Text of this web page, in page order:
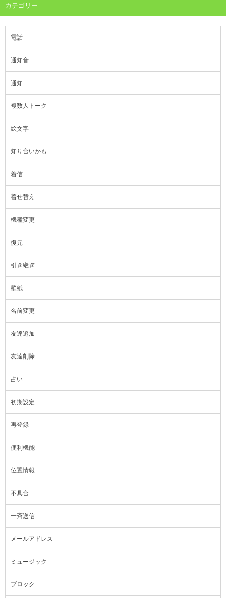
カテゴリー
電話
通知音
通知
複数人トーク
絵文字
知り合いかも
着信
着せ替え
機種変更
復元
引き継ぎ
壁紙
名前変更
友達追加
友達削除
占い
初期設定
再登録
便利機能
位置情報
不具合
一斉送信
メールアドレス
ミュージック
ブロック